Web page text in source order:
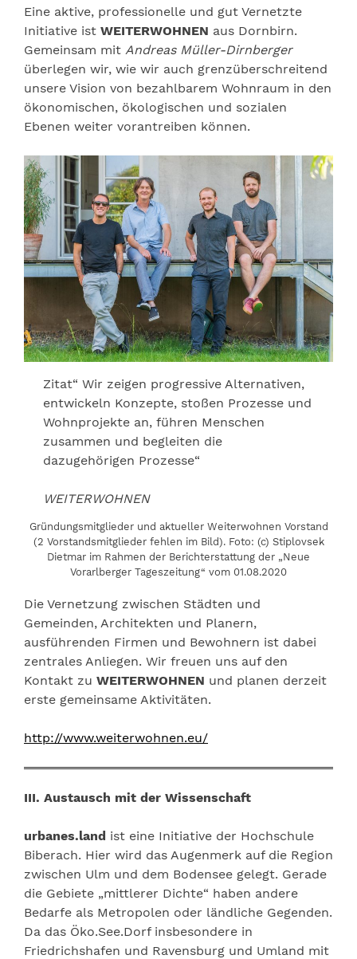
Eine aktive, professionelle und gut Vernetzte
Initiative ist WEITERWOHNEN aus Dornbirn.
Gemeinsam mit Andreas Müller-Dirnberger
überlegen wir, wie wir auch grenzüberschreitend
unsere Vision von bezahlbarem Wohnraum in den
ökonomischen, ökologischen und sozialen
Ebenen weiter vorantreiben können.
Zitat“ Wir zeigen progressive Alternativen,
entwickeln Konzepte, stoßen Prozesse und
Wohnprojekte an, führen Menschen
zusammen und begleiten die
dazugehörigen Prozesse“
WEITERWOHNEN
Gründungsmitglieder und aktueller Weiterwohnen Vorstand
(2 Vorstandsmitglieder fehlen im Bild). Foto: (c) Stiplovsek
Dietmar im Rahmen der Berichterstattung der „Neue
Vorarlberger Tageszeitung“ vom 01.08.2020
Die Vernetzung zwischen Städten und
Gemeinden, Architekten und Planern,
ausführenden Firmen und Bewohnern ist dabei
zentrales Anliegen. Wir freuen uns auf den
Kontakt zu WEITERWOHNEN und planen derzeit
erste gemeinsame Aktivitäten.
http://www.weiterwohnen.eu/
III. Austausch mit der Wissenschaft
urbanes.land ist eine Initiative der Hochschule
Biberach. Hier wird das Augenmerk auf die Region
zwischen Ulm und dem Bodensee gelegt. Gerade
die Gebiete „mittlerer Dichte“ haben andere
Bedarfe als Metropolen oder ländliche Gegenden.
Da das Öko.See.Dorf insbesondere in
Friedrichshafen und Ravensburg und Umland mit